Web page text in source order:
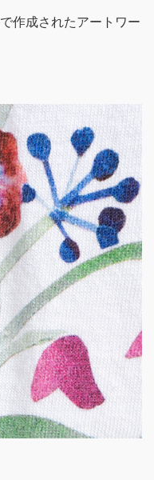
作成されたアートワー